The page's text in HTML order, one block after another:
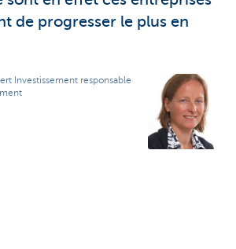
de progresser le plus en
Investissement responsable